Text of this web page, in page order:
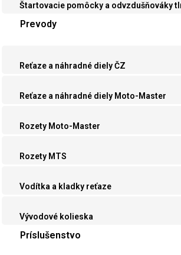
Štartovacie pomôcky a odvzdušňováky
Prevody
Reťaze a náhradné diely ČZ
Reťaze a náhradné diely Moto-Master
Rozety Moto-Master
Rozety MTS
Vodítka a kladky reťaze
Vývodové kolieska
Príslušenstvo